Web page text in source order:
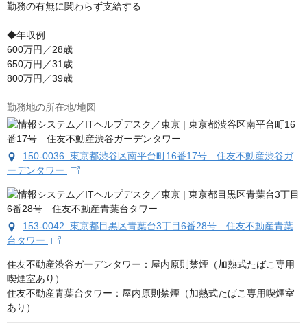
勤務の有無に関わらず支給する
◆年収例
600万円／28歳
650万円／31歳
800万円／39歳
勤務地の所在地/地図
150-0036 東京都渋谷区南平台町16番17号 住友不動産渋谷ガ
ーデンタワー
153-0042 東京都目黒区青葉台3丁目6番28号 住友不動産青葉
台タワー
住友不動産渋谷ガーデンタワー：屋内原則禁煙（加熱式たばこ専用
喫煙室あり）
住友不動産青葉台タワー：屋内原則禁煙（加熱式たばこ専用喫煙室
あり）